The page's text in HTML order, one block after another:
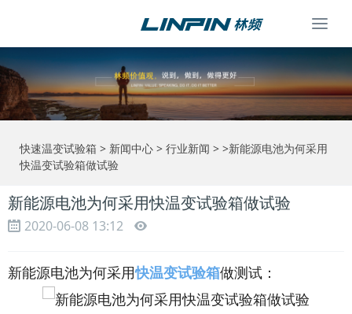
快速温变试验箱 > 新闻中心 > 行业新闻 > >新能源电池为何采用
快温变试验箱做试验
新能源电池为何采用快温变试验箱做试验
2020-06-08 13:12
新能源电池为何采用快温变试验箱做测试：